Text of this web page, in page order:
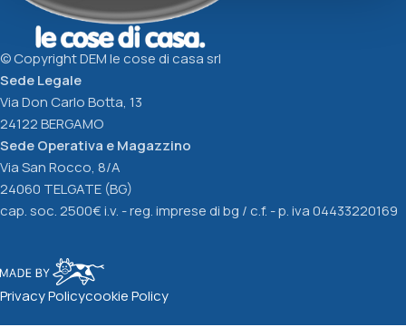
© Copyright DEM le cose di casa srl
Sede Legale
Via Don Carlo Botta, 13
24122 BERGAMO
Sede Operativa e Magazzino
Via San Rocco, 8/A
24060 TELGATE (BG)
cap. soc. 2500€ i.v. - reg. imprese di bg / c.f. - p. iva 04433220169
Privacy Policycookie Policy